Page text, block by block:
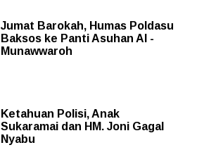
Jumat Barokah, Humas Poldasu
Baksos ke Panti Asuhan Al -
Munawwaroh
Ketahuan Polisi, Anak
Sukaramai dan HM. Joni Gagal
Nyabu